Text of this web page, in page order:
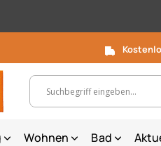
Artikelnummer ...
Wohnen Bad